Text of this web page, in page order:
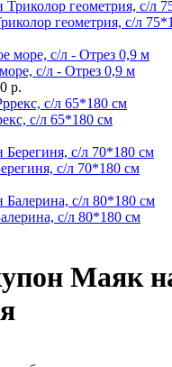
геометрия, с/л
с/л - Отрез 0,9 м
р.
с/л 65*180 см
с/л 70*180 см
с/л 80*180 см
Маяк